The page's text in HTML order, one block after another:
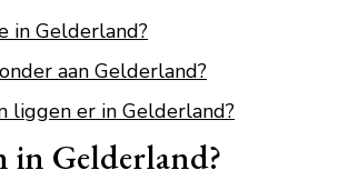
in Gelderland?
aan Gelderland?
liggen er in Gelderland?
in Gelderland?